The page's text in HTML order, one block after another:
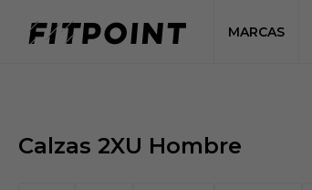
MARCAS
Calzas 2XU Hombre